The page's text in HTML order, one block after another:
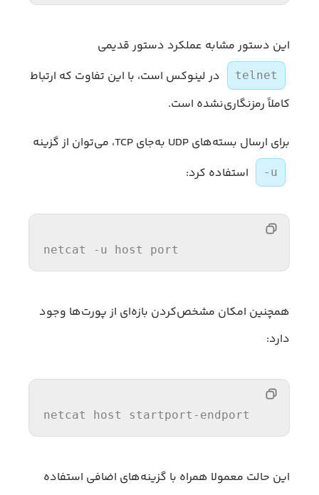
این دستور مشابه عملکرد دستور قدیمی
telnet
در لینوکس است، با این تفاوت که ارتباط
کاملاً رمزنگاری‌نشده است.
برای ارسال بسته‌های UDP به‌جای TCP، می‌توان از گزینه
-u استفاده کرد:
netcat -u host port
همچنین امکان مشخص‌کردن بازه‌ای از پورت‌ها وجود
دارد:
netcat host startport
این حالت معمولا همراه با گزینه‌های اضافی استفاده